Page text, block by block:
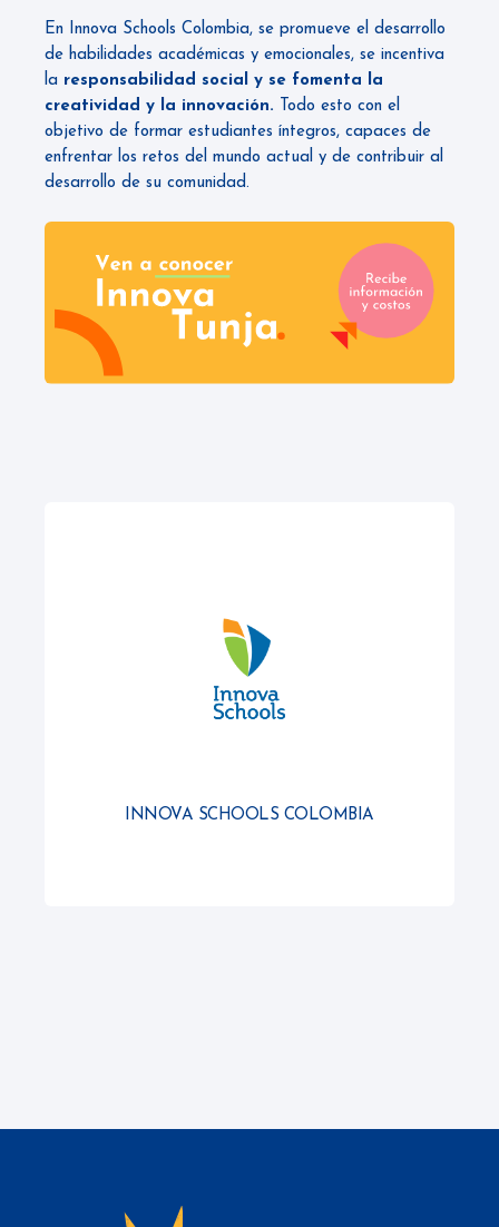
En Innova Schools Colombia, se promueve el desarrollo
de habilidades académicas y emocionales, se incentiva
la responsabilidad social y se fomenta la
creatividad y la innovación. Todo esto con el
objetivo de formar estudiantes íntegros, capaces de
enfrentar los retos del mundo actual y de contribuir al
desarrollo de su comunidad.
INNOVA SCHOOLS COLOMBIA